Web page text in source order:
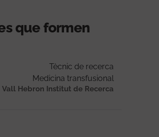
que formen
Tècnic de recerca
Medicina transfusional
Vall Hebron Institut de Recerca